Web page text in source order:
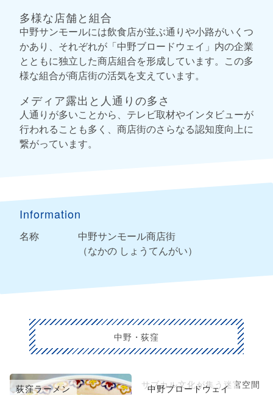
多様な店舗と組合
中野サンモールには飲食店が並ぶ通りや小路がいくつ
かあり、それぞれが「中野ブロードウェイ」内の企業
とともに独立した商店組合を形成しています。この多
様な組合が商店街の活気を支えています。
メディア露出と人通りの多さ
人通りが多いことから、テレビ取材やインタビューが
行われることも多く、商店街のさらなる認知度向上に
繋がっています。
Information
名称
中野サンモール商店街
（なかの しょうてんがい）
中野・荻窪
荻窪ラーメン 中野ブロードウェイ
サブカル文化が集う迷宮空間